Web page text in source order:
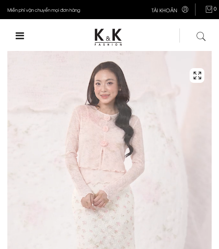
Miễn phí vận chuyển mọi đơn hàng TÀI KHOẢN 0